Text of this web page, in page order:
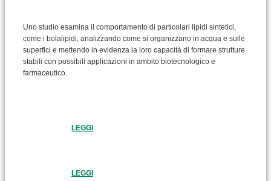
Uno studio esamina il comportamento di particolari lipidi sintetici,
come i bolalipidi, analizzando come si organizzano in acqua e sulle
superfici e mettendo in evidenza la loro capacità di formare strutture
stabili con possibili applicazioni in ambito biotecnologico e
farmaceutico.
LEGGI
LEGGI